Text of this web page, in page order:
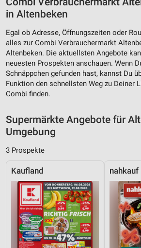
in Altenbeken
Egal ob Adresse, Öffnungszeiten oder
alles zur Combi Verbrauchermarkt
Altenbeken. Die aktuellsten Angebote
neuesten Prospekten anschauen. Wenn
Schnäppchen gefunden hast, kannst Du
Funktion den schnellsten Weg zu Deiner
Combi finden.
Supermärkte Angebote für
Umgebung
3 Prospekte
Kaufland nahkauf
Kombinationen von Daten aus
Quellen
Entwicklung und Verbesserung der
Verwendung reduzierter Daten zur
Inhalten
IAB-Besonderheiten:
Verwendung genauer Standortdaten
Geräte anhand von aktiv angeforderten
Informationen identifizieren
Nicht-IAB-Verarbeitungszwecke:
Notwendig
Performance
Funktional
Werbung